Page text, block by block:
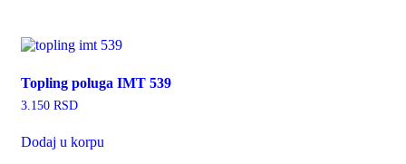
Topling poluga IMT 539
3.150 RSD
Dodaj u korpu